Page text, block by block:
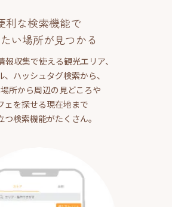
利な検索機能で
い場所が見つかる
報収集で使える観光エリア、
、ハッシュタグ検索から、
所から周辺の見どころや
ェを探せる現在地まで
つ検索機能がたくさん。